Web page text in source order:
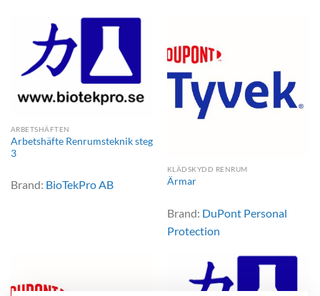
ARBETSHÄFTEN
Arbetshäfte Renrumsteknik steg
3
Brand: BioTekPro AB
KLÄDSKYDD RENRUM
Ärmar
Brand: DuPont Personal
Protection